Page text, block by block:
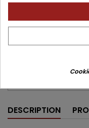
Share
Notify me about new
DESCRIPTION